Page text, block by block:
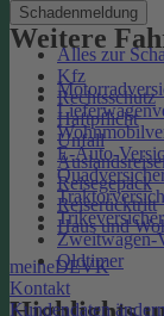
Schadenmeldung
Alles zur
Kfz
Rechtsschutz
Haftpflicht
Unfall
Reisegepäck
Reiserücktritt
Haus und
meineDEVK
Kontakt
Kundendaten
Weitere
E-Auto-
Zweitwagen-
Oldtimer